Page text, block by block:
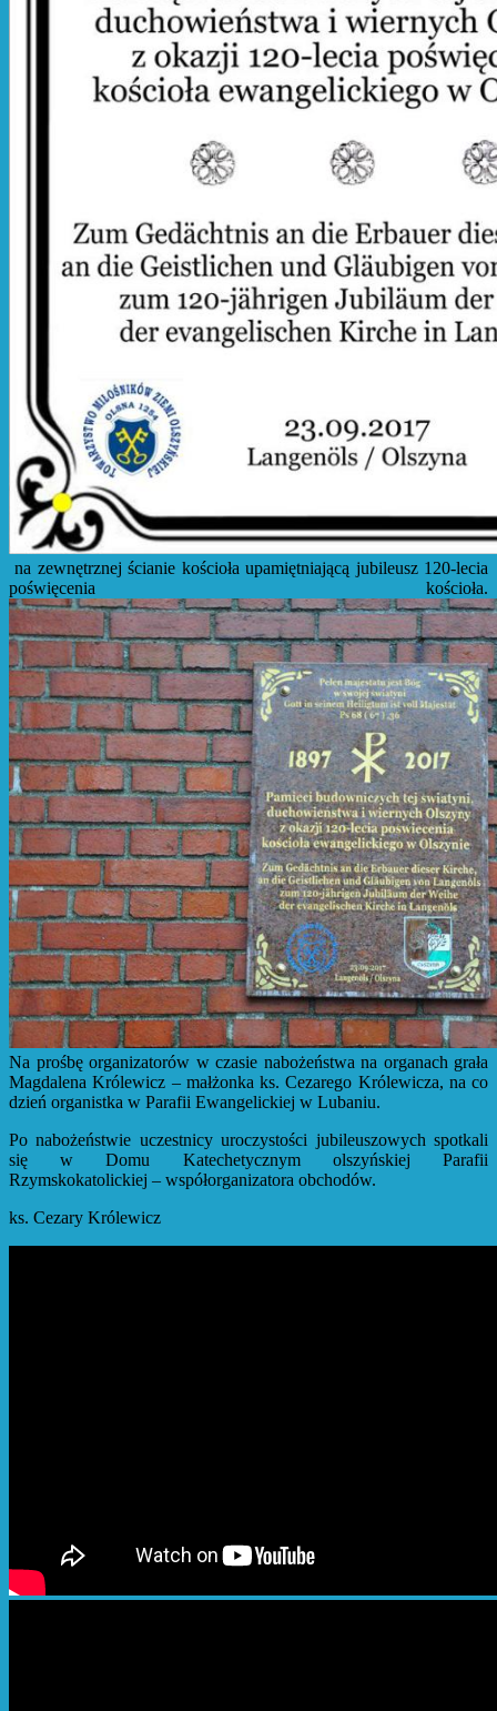
na zewnętrznej ścianie kościoła upamiętniającą jubileusz 120-lecia
poświęcenia kościoła.
Na prośbę organizatorów w czasie nabożeństwa na organach grała
Magdalena Królewicz – małżonka ks. Cezarego Królewicza, na co
dzień organistka w Parafii Ewangelickiej w Lubaniu.
Po nabożeństwie uczestnicy uroczystości jubileuszowych spotkali
się w Domu Katechetycznym olszyńskiej Parafii
Rzymskokatolickiej – współorganizatora obchodów.
ks. Cezary Królewicz